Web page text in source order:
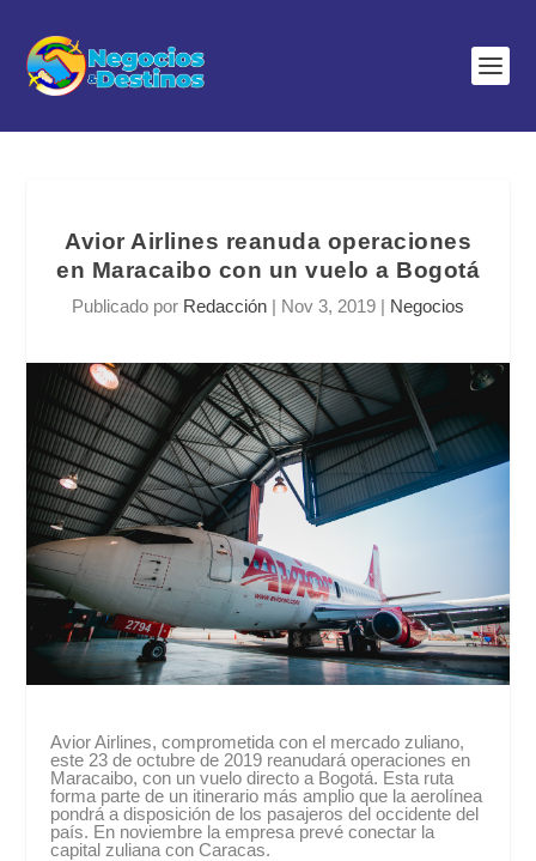
Avior Airlines reanuda operaciones
en Maracaibo con un vuelo a Bogotá
Publicado por Redacción | Nov 3, 2019 | Negocios
Avior Airlines, comprometida con el mercado zuliano,
este 23 de octubre de 2019 reanudará operaciones en
Maracaibo, con un vuelo directo a Bogotá. Esta ruta
forma parte de un itinerario más amplio que la aerolínea
pondrá a disposición de los pasajeros del occidente del
país. En noviembre la empresa prevé conectar la
capital zuliana con Caracas.